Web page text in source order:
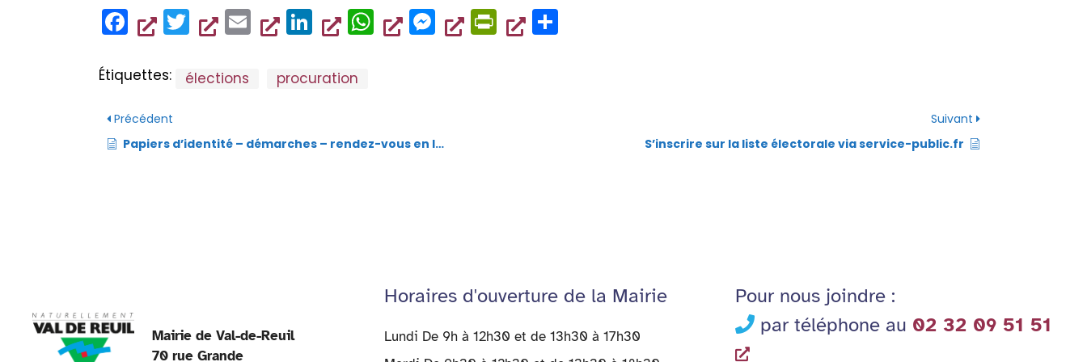
o
k
p
dl
y
F
a
c
b
o
T
wi
tt
E
m
Li
n
k
n
W
h
p
M
es
er
Pr
in
Étiquettes: élections procuration
Précédent
Papiers d’identité – démarches – rendez-vous en ligne
Suivant
S’inscrire sur la liste électorale via service-public.fr
Mairie de Val-de-Reuil
70 rue Grande
Horaires d'ouverture de la Mairie
Lundi De 9h à 12h30 et de 13h30 à 17h30
Pour nous joindre :
par téléphone au 02 32 09 51 51